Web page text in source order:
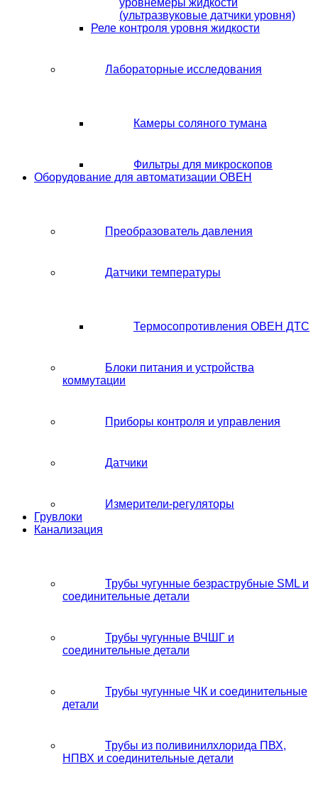
уровнемеры жидкости
(ультразвуковые датчики уровня)
Реле контроля уровня жидкости
Лабораторные исследования
Камеры соляного тумана
Фильтры для микроскопов
Оборудование для автоматизации ОВЕН
Преобразователь давления
Датчики температуры
Термосопротивления ОВЕН ДТС
Блоки питания и устройства
коммутации
Приборы контроля и управления
Датчики
Измерители-регуляторы
Грувлоки
Канализация
Трубы чугунные безраструбные SML и
соединительные детали
Трубы чугунные ВЧШГ и
соединительные детали
Трубы чугунные ЧК и соединительные
детали
Трубы из поливинилхлорида ПВХ,
НПВХ и соединительные детали